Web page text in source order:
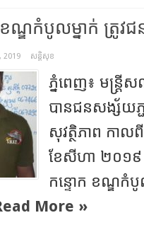
ណ្ឌកំបូលម្នាក់ ត្រូវ
2019 សន្តិសុខ
ភ្នំពេញ៖ មន្ត្រី
បានជនសង្ស័យភ្
សុវត្ថិភាព កាល
ខែសីហា ២០១៩
កន្ទោក ខណ្ឌកំ
More »